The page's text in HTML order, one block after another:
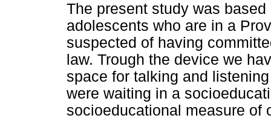
The present study was
adolescents who are in a
suspected of having
law. Trough the device we
space for talking and
were waiting in a
socioeducational measure of